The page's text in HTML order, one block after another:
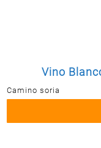
Vino
Camino soria